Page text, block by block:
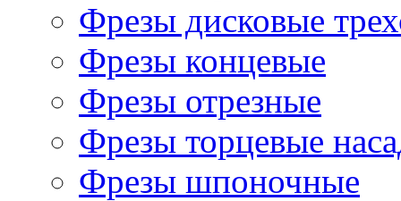
Фрезы дисковые
Фрезы концевые
Фрезы отрезные
Фрезы торцевые
Фрезы шпоночные